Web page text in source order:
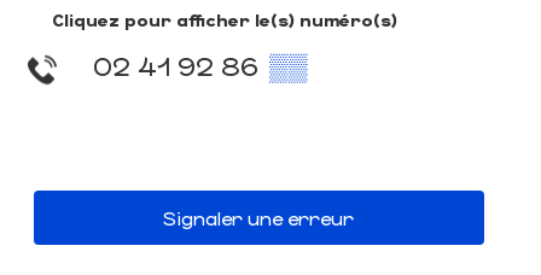
Cliquez pour afficher le(s) numéro(s)
02 41 92 86 ▒▒
Signaler une erreur